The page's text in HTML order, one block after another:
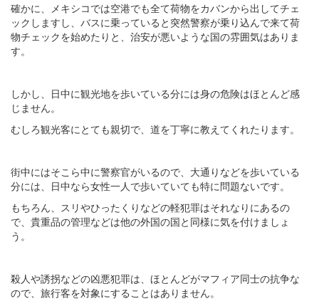
確かに、メキシコでは空港でも全て荷物をカバンから出してチェ
ックしますし、バスに乗っていると突然警察が乗り込んで来て荷
物チェックを始めたりと、治安が悪いような国の雰囲気はありま
す。
しかし、日中に観光地を歩いている分には身の危険はほとんど感
じません。
むしろ観光客にとても親切で、道を丁寧に教えてくれたります。
街中にはそこら中に警察官がいるので、大通りなどを歩いている
分には、日中なら女性一人で歩いていても特に問題ないです。
もちろん、スリやひったくりなどの軽犯罪はそれなりにあるの
で、貴重品の管理などは他の外国の国と同様に気を付けましょ
う。
殺人や誘拐などの凶悪犯罪は、ほとんどがマフィア同士の抗争な
ので、旅行客を対象にすることはありません。